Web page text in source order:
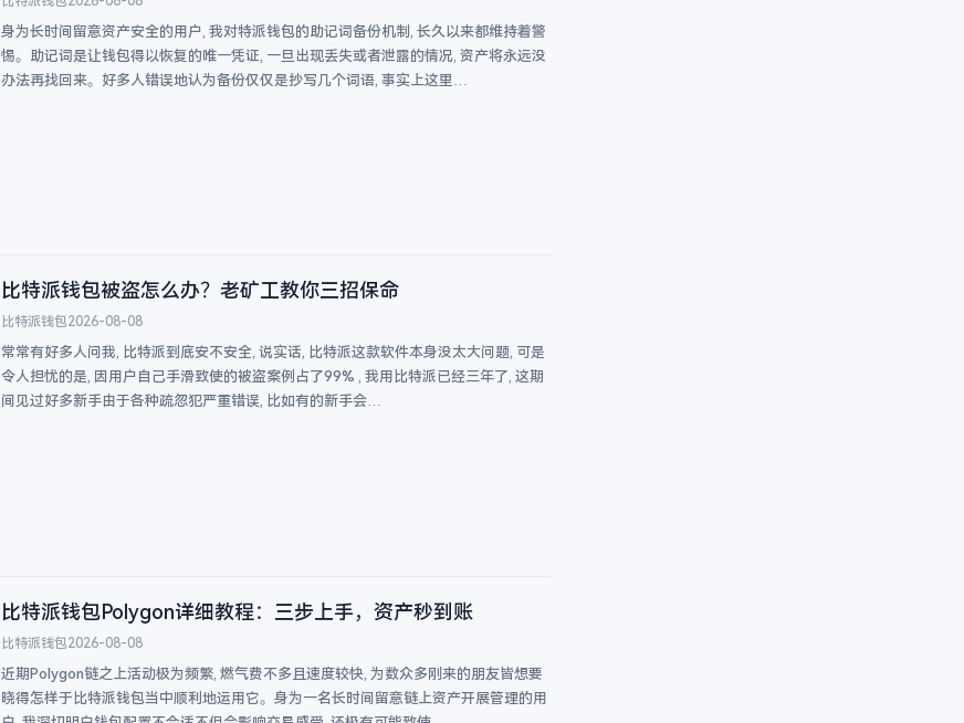
身为长时间留意资产安全的用户, 我对特派钱包的助记词备份机制, 长久以来都维持着警
惕。助记词是让钱包得以恢复的唯一凭证, 一旦出现丢失或者泄露的情况, 资产将永远没
办法再找回来。好多人错误地认为备份仅仅是抄写几个词语, 事实上这里…
比特派钱包被盗怎么办？老矿工教你三招保命
比特派钱包2026-08-08
常常有好多人问我, 比特派到底安不安全, 说实话, 比特派这款软件本身没太大问题, 可是
令人担忧的是, 因用户自己手滑致使的被盗案例占了99% , 我用比特派已经三年了, 这期
间见过好多新手由于各种疏忽犯严重错误, 比如有的新手会…
比特派钱包Polygon详细教程：三步上手，资产秒到账
比特派钱包2026-08-08
近期Polygon链之上活动极为频繁, 燃气费不多且速度较快, 为数众多刚来的朋友皆想要
晓得怎样于比特派钱包当中顺利地运用它。身为一名长时间留意链上资产开展管理的用